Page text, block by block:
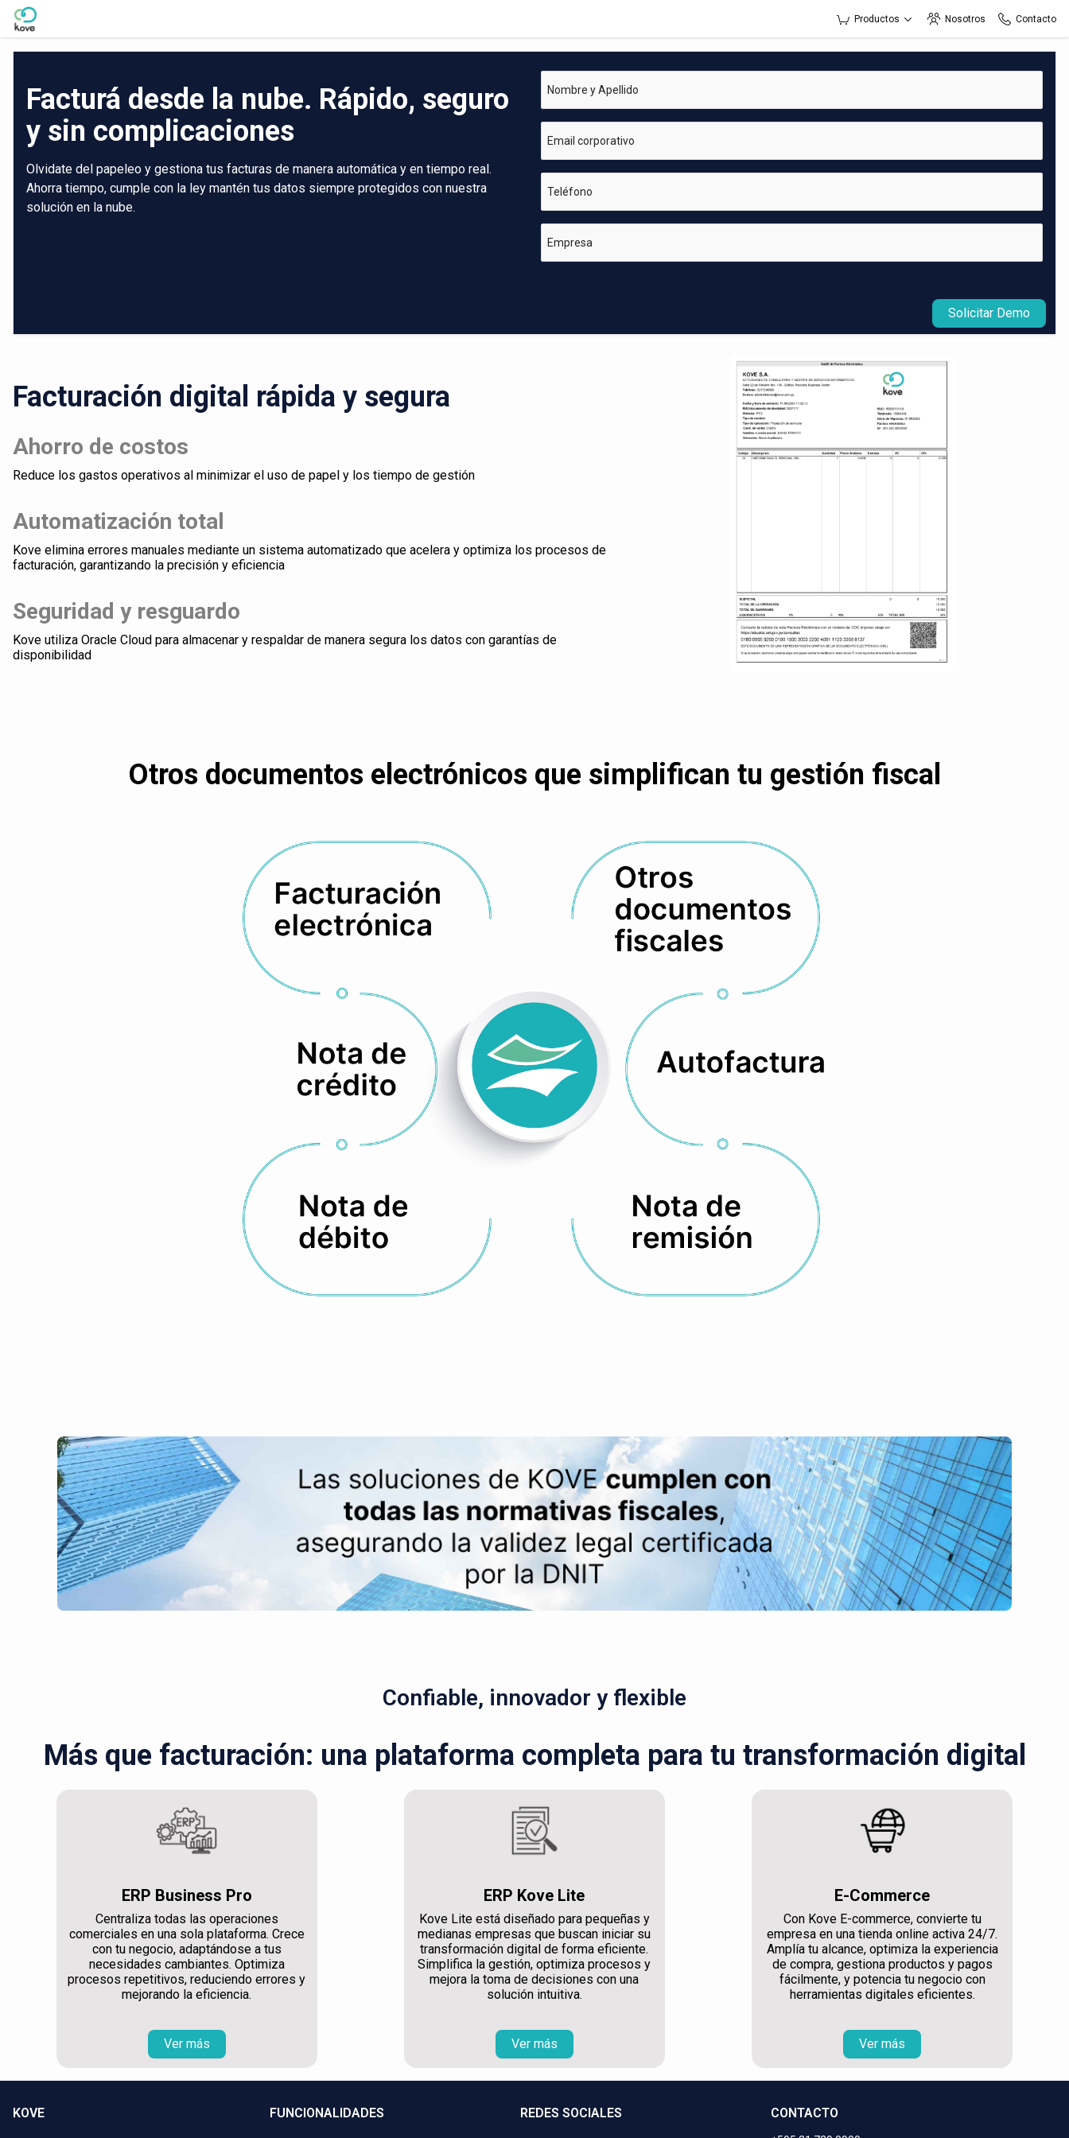
Skip to Main Content
Productos Nosotros Contacto
Facturá desde la nube. Rápido, seguro
y sin complicaciones
Olvidate del papeleo y gestiona tus facturas de manera automática y en tiempo real.
Ahorra tiempo, cumple con la ley mantén tus datos siempre protegidos con nuestra
solución en la nube.
Nombre y Apellido
Email corporativo
Teléfono
Empresa
Solicitar Demo
Facturación digital rápida y segura
Ahorro de costos
Reduce los gastos operativos al minimizar el uso de papel y los tiempo de gestión
Automatización total
Kove elimina errores manuales mediante un sistema automatizado que acelera y optimiza los procesos de
facturación, garantizando la precisión y eficiencia
Seguridad y resguardo
Kove utiliza Oracle Cloud para almacenar y respaldar de manera segura los datos con garantías de
disponibilidad
Otros documentos electrónicos que simplifican tu gestión fiscal
Confiable, innovador y flexible
Más que facturación: una plataforma completa para tu transformación digital
ERP Business Pro
Centraliza todas las operaciones
comerciales en una sola plataforma. Crece
con tu negocio, adaptándose a tus
necesidades cambiantes. Optimiza
procesos repetitivos, reduciendo errores y
mejorando la eficiencia.
Ver más
ERP Kove Lite
Kove Lite está diseñado para pequeñas y
medianas empresas que buscan iniciar su
transformación digital de forma eficiente.
Simplifica la gestión, optimiza procesos y
mejora la toma de decisiones con una
solución intuitiva.
Ver más
E-Commerce
Con Kove E-commerce, convierte tu
empresa en una tienda online activa 24/7.
Amplía tu alcance, optimiza la experiencia
de compra, gestiona productos y pagos
fácilmente, y potencia tu negocio con
herramientas digitales eficientes.
Ver más
KOVE FUNCIONALIDADES REDES SOCIALES CONTACTO